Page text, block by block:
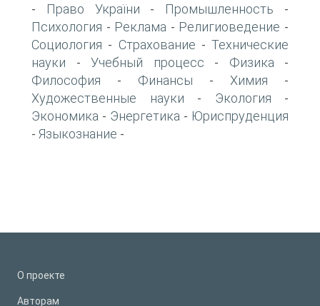
- Право України - Промышленность -
Психология - Реклама - Религиоведение -
Социология - Страхование - Технические
науки - Учебный процесс - Физика -
Философия - Финансы - Химия -
Художественные науки - Экология -
Экономика - Энергетика - Юриспруденция
- Языкознание -
О проекте
Авторам